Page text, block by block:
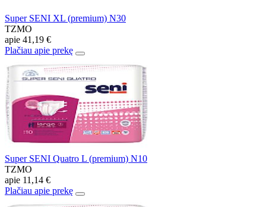
Super SENI XL (premium) N30
TZMO
apie 41,19 €
Plačiau apie prekę
Super SENI Quatro L (premium) N10
TZMO
apie 11,14 €
Plačiau apie prekę